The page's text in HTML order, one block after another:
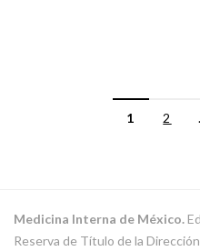
1 2
Medicina Interna de México.
Reserva de Título de la